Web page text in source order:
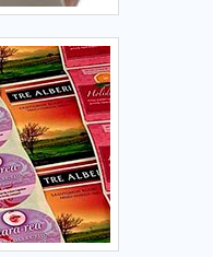
em melhor
SOBRE A
e Rótulos tem tudo
adesivos. A empresa
e manutenção de
com ótima qualidade e
investiu em
inovadores.
empresa que tem se
e qualidade, que
parceiros novos e